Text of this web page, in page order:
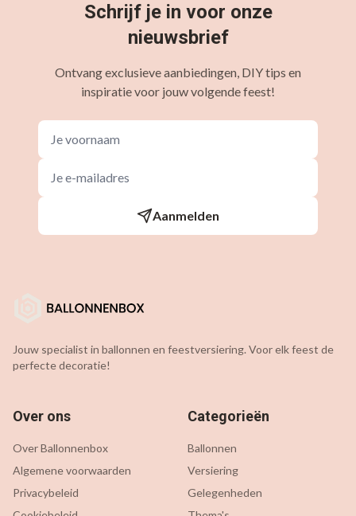
Schrijf je in voor onze
nieuwsbrief
Ontvang exclusieve aanbiedingen, DIY tips en
inspiratie voor jouw volgende feest!
Aanmelden
Jouw specialist in ballonnen en feestversiering. Voor elk feest de
perfecte decoratie!
Over ons
Over Ballonnenbox
Algemene voorwaarden
Privacybeleid
Categorieën
Ballonnen
Versiering
Gelegenheden